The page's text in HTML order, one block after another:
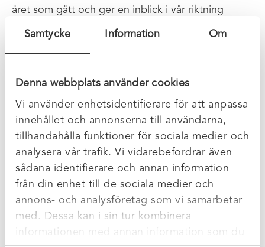
Samtycke Information Om
Denna webbplats använder cookies
Vi använder enhetsidentifierare för att anpassa
innehållet och annonserna till användarna,
tillhandahålla funktioner för sociala medier och
analysera vår trafik. Vi vidarebefordrar även
sådana identifierare och annan information
från din enhet till de sociala medier och
annons- och analysföretag som vi samarbetar
med. Dessa kan i sin tur kombinera
informationen med annan information som du
året som gått och ger en inblick i vår riktning
XR:s arbete är långsiktigt och ska bidra till
målen. Vi har som mål att vara Klimatneutral 2035
samt satsar även på medarbetarskap,
värdeskapande affärsutveckling och hållbarhet i
värdekedjan.
Vi kopplar även samman vårt Hållbarhetsarbete
med Fair Transport, som är transportbranschens
hållbarhetscertifiering med grunderna i
trafiksäkerhet, arbetsmiljö, samt miljö och klimat.
XR Hållbarhetsredovisning 2024